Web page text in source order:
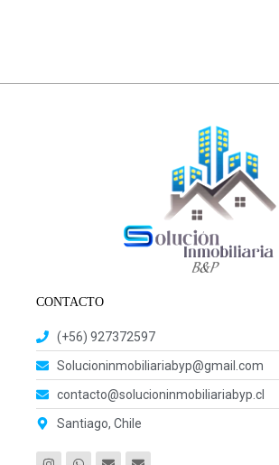
CONTACTO
(+56) 927372597
Solucioninmobiliariabyp@gmail.com
contacto@solucioninmobiliariabyp.cl
Santiago, Chile